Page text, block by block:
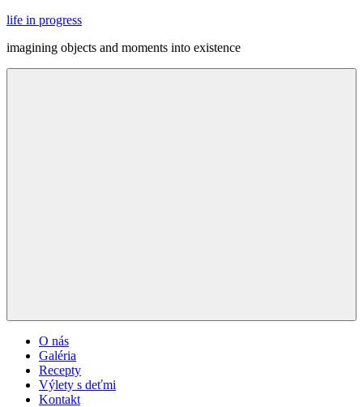
Skip
content
life in progress
imagining objects and moments into existence
O nás
Galéria
Recepty
Výlety s deťmi
Kontakt